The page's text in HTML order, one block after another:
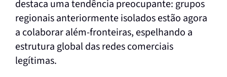
destaca uma tendência preocupante: grupos
regionais anteriormente isolados estão agora
a colaborar além-fronteiras, espelhando a
estrutura global das redes comerciais
legítimas.